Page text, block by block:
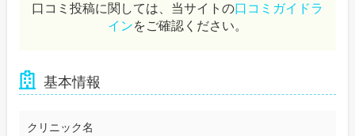
口コミ投稿に関しては、当サイトの口コミガイドラ
インをご確認ください。
基本情報
クリニック名